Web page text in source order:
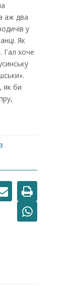
аж два
у
Як
Гал хоче
як би